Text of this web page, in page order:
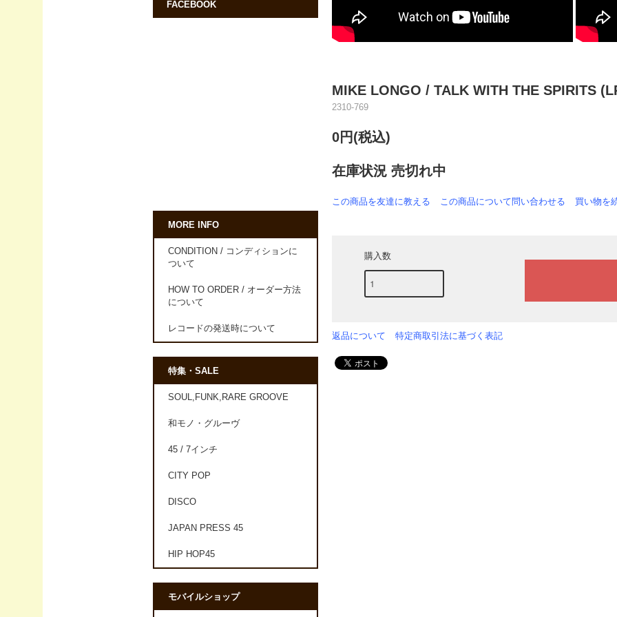
MIKE LONGO / TALK WITH THE SPIRITS
2310-769
0円(税込)
在庫状況 売切れ中
この商品を友達に教える この商品について問い合わせる 買い物を
購入数
返品について 特定商取引法に基づく表記
FACEBOOK
MORE INFO
CONDITION / コンディションに
ついて
HOW TO ORDER / オーダー方法
について
レコードの発送時について
特集・SALE
SOUL,FUNK,RARE GROOVE
和モノ・グルーヴ
45 / 7インチ
CITY POP
DISCO
JAPAN PRESS 45
HIP HOP45
モバイルショップ